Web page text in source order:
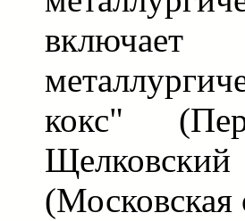
кокс"
(Московская